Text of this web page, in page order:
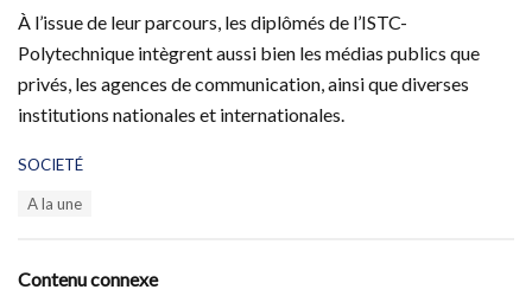
À l’issue de leur parcours, les diplômés de l’ISTC-
Polytechnique intègrent aussi bien les médias publics que
privés, les agences de communication, ainsi que diverses
institutions nationales et internationales.
C
o
r
SOCIETÉ
:
A la une
Contenu connexe